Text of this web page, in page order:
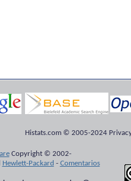
Histats.com © 2005-2024
Copyright © 2002-
Hewlett-Packard - Comentarios